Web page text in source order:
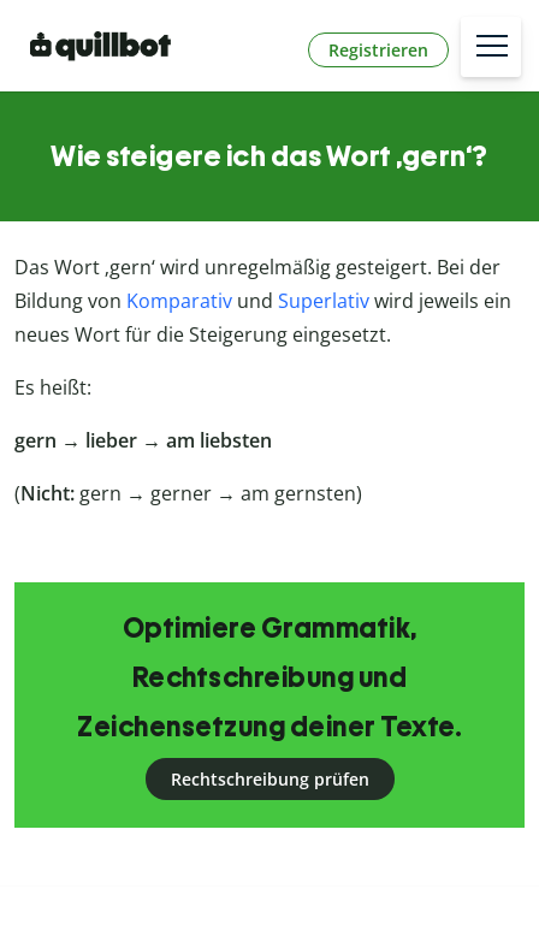
Registrieren
Wie steigere ich das Wort ‚gern‘?
Das Wort ‚gern‘ wird unregelmäßig gesteigert. Bei der
Bildung von Komparativ und Superlativwird jeweils ein
neues Wort für die Steigerung eingesetzt.
Es heißt:
gern → lieber → am liebsten
(Nicht: gern → gerner → am gernsten)
Optimiere Grammatik,
Rechtschreibung und
Zeichensetzung deiner Texte.
Rechtschreibung prüfen